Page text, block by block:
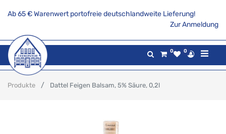
Ab 65 € Warenwert portofreie deutschlandweite Lieferung!
Zur Anmeldung
0 0
Produkte Dattel Feigen Balsam, 5% Säure, 0,2l